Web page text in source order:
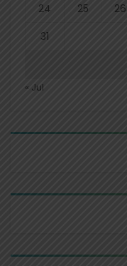
24
25 26
31
« Jul